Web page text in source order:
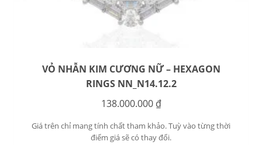
VỎ NHẪN KIM CƯƠNG NỮ – HEXAGON
RINGS NN_N14.12.2
138.000.000 ₫
Giá trên chỉ mang tính chất tham khảo. Tuỳ vào từng thời
điểm giá sẽ có thay đổi.